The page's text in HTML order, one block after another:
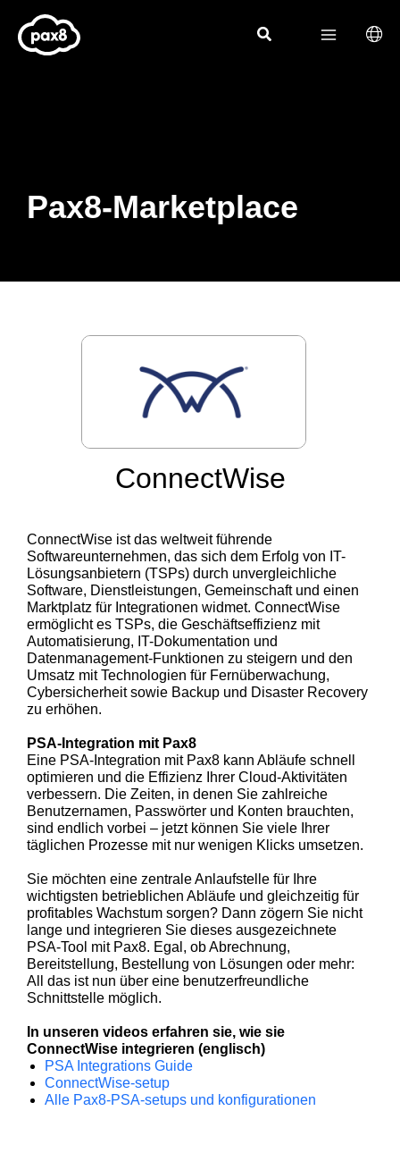
Inhalt
springen
Pax8-Marketplace
ConnectWise
ConnectWise ist das weltweit führende
Softwareunternehmen, das sich dem Erfolg von IT-
Lösungsanbietern (TSPs) durch unvergleichliche
Software, Dienstleistungen, Gemeinschaft und einen
Marktplatz für Integrationen widmet. ConnectWise
ermöglicht es TSPs, die Geschäftseffizienz mit
Automatisierung, IT-Dokumentation und
Datenmanagement-Funktionen zu steigern und den
Umsatz mit Technologien für Fernüberwachung,
Cybersicherheit sowie Backup und Disaster Recovery
zu erhöhen.
PSA‑Integration mit Pax8
Eine PSA‑Integration mit Pax8 kann Abläufe schnell
optimieren und die Effizienz Ihrer Cloud‑Aktivitäten
verbessern. Die Zeiten, in denen Sie zahlreiche
Benutzernamen, Passwörter und Konten brauchten,
sind endlich vorbei – jetzt können Sie viele Ihrer
täglichen Prozesse mit nur wenigen Klicks umsetzen.
Sie möchten eine zentrale Anlaufstelle für Ihre
wichtigsten betrieblichen Abläufe und gleichzeitig für
profitables Wachstum sorgen? Dann zögern Sie nicht
lange und integrieren Sie dieses ausgezeichnete
PSA‑Tool mit Pax8. Egal, ob Abrechnung,
Bereitstellung, Bestellung von Lösungen oder mehr:
All das ist nun über eine benutzerfreundliche
Schnittstelle möglich.
In unseren videos erfahren sie, wie sie
ConnectWise integrieren (englisch)
PSA Integrations Guide
ConnectWise‑setup
Alle Pax8‑PSA‑setups und konfigurationen